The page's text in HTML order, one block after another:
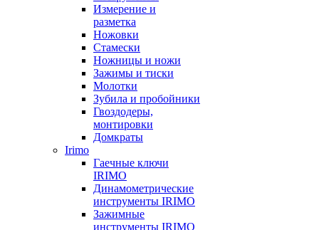
Измерение и
разметка
Ножовки
Стамески
Ножницы и ножи
Зажимы и тиски
Молотки
Зубила и пробойники
Гвоздодеры,
монтировки
Домкраты
Irimo
Гаечные ключи
IRIMO
Динамометрические
инструменты IRIMO
Зажимные
инструменты IRIMO